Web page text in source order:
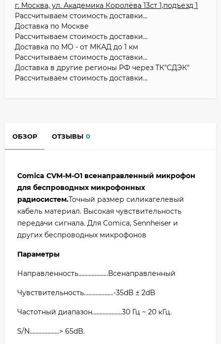
г. Москва, ул. Академика Королёва 13ст 1,подъезд 1
Рассчитываем стоимость доставки...
Доставка по Москве
Рассчитываем стоимость доставки...
Доставка по МО - от МКАД до 1 км
Рассчитываем стоимость доставки...
Доставка в другие регионы РФ через ТК"СДЭК"
Рассчитываем стоимость доставки...
ОБЗОР ОТЗЫВЫ 0
Comica CVM-M-O1 всенаправленный микрофон
для беспроводных микрофонных
радиосистем.Точный размер силикагелевый
кабель материал. Высокая чувствительность
передачи сигнала. Для Comica, Sennheiser и
других беспроводных микрофонов
Параметры
Направленность....................Всенаправленный
Чувствительность....................-35dB ± 2dB
Частотный диапазон....................30 Гц ~ 20 кГц.
S/N....................> 65dB.